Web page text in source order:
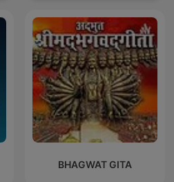
BHAGWAT GITA